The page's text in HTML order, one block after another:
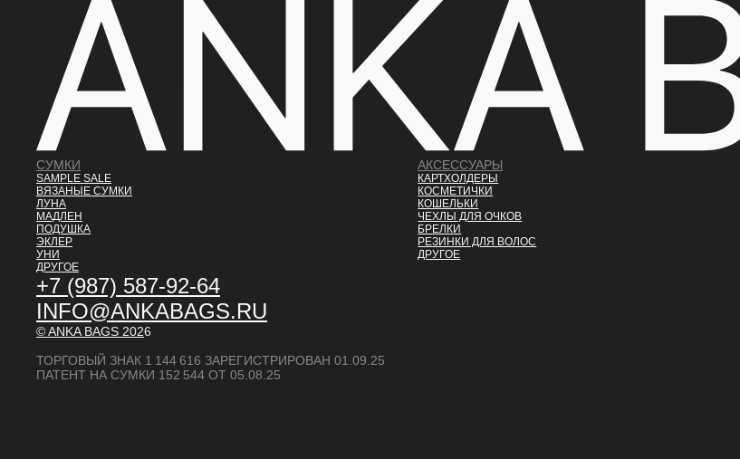
СУМКИ
SAMPLE SALE
ВЯЗАНЫЕ СУМКИ
ЛУНА
МАДЛЕН
ПОДУШКА
ЭКЛЕР
УНИ
ДРУГОЕ
АКСЕССУАРЫ
КАРТХОЛДЕРЫ
КОСМЕТИЧКИ
КОШЕЛЬКИ
ЧЕХЛЫ ДЛЯ ОЧКОВ
БРЕЛКИ
РЕЗИНКИ ДЛЯ ВОЛОС
ДРУГОЕ
+7 (987) 587-92-64
INFO@ANKABAGS.RU
© ANKA BAGS 2026
ТОРГОВЫЙ ЗНАК 1 144 616 ЗАРЕГИСТРИРОВАН 01.09.25
ПАТЕНТ НА СУМКИ 152 544 ОТ 05.08.25